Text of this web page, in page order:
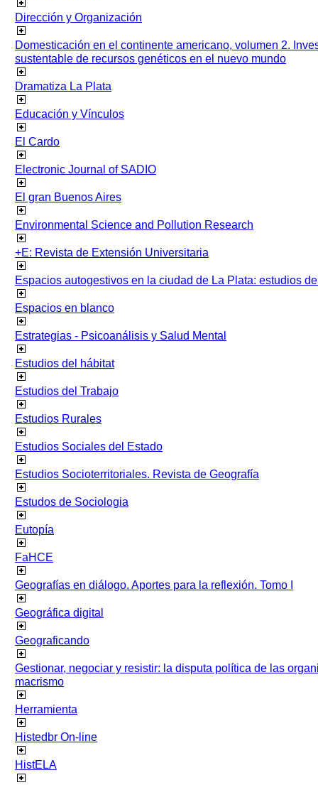
Dirección y Organización
Domesticación en el continente americano, volumen 2.
sustentable de recursos genéticos en el nuevo mundo
Dramatiza La Plata
Educación y Vínculos
El Cardo
Electronic Journal of SADIO
El gran Buenos Aires
Environmental Science and Pollution Research
+E: Revista de Extensión Universitaria
Espacios autogestivos en la ciudad de La Plata: estudios
Espacios en blanco
Estrategias - Psicoanálisis y Salud Mental
Estudios del hábitat
Estudios del Trabajo
Estudios Rurales
Estudios Sociales del Estado
Estudios Socioterritoriales. Revista de Geografía
Estudos de Sociologia
Eutopía
FaHCE
Geografías en diálogo. Aportes para la reflexión. Tomo I
Geográfica digital
Geograficando
Gestionar, negociar y resistir: la disputa política de las
macrismo
Herramienta
Histedbr On-line
HistELA